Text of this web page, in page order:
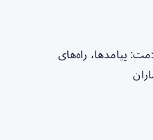
پیامدها، راه‌های